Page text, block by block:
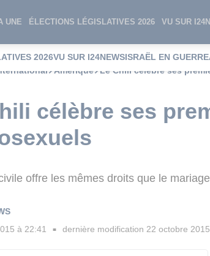
UNE ÉLECTIONS LÉGISLATIVES 2026 VU SUR
2026VU SUR I24NEWSISRAËL EN GUERRE
Amérique Le Chili célèbre ses
célèbre ses
offre les mêmes droits que le
à 22:41 ■ dernière modification 22 octobre